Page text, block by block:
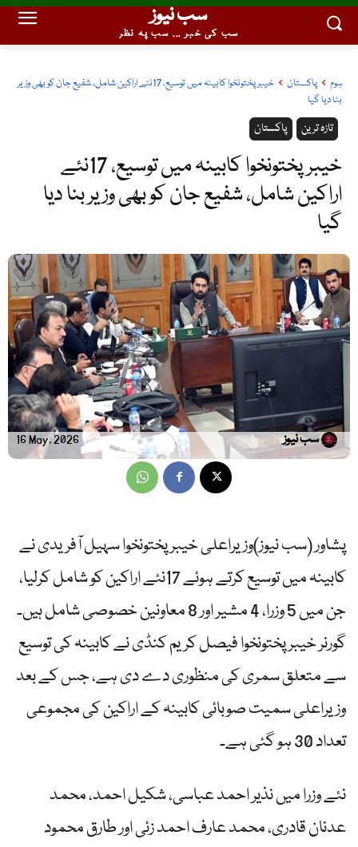
سب نیوز
سب کی خبر ... سب پہ نظر
ہوم پاکستان
خیبرپختونخوا کابینہ میں توسیع، 17نئے اراکین شامل، شفیع جان کو بھی وزیر
بنا دیا گیا
پاکستان تازہ ترین
خیبرپختونخوا کابینہ میں توسیع، 17نئے
اراکین شامل، شفیع جان کو بھی وزیر بنا دیا
گیا
16 May, 2026 سب نیوز
پشاور (سب نیوز)وزیراعلی خیبرپختونخوا سہیل آفریدی نے
کابینہ میں توسیع کرتے ہوئے 17نئے اراکین کو شامل کرلیا،
جن میں 5 وزرا، 4 مشیر اور 8 معاونین خصوصی شامل ہیں۔
گورنر خیبرپختونخوا فیصل کریم کنڈی نے کابینہ کی توسیع
سے متعلق سمری کی منظوری دے دی ہے، جس کے بعد
وزیراعلی سمیت صوبائی کابینہ کے اراکین کی مجموعی
تعداد 30 ہو گئی ہے۔
نئے وزرا میں نذیر احمد عباسی، شکیل احمد، محمد
عدنان قادری، محمد عارف احمد زئی اور طارق محمود